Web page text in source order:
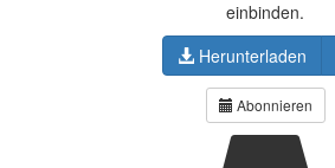
einbinden.
Herunterladen
Abonnieren